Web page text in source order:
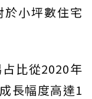
小坪數住宅
比從2020年
長幅度高達1